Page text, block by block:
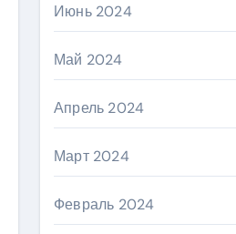
Июнь 2024
Май 2024
Апрель 2024
Март 2024
Февраль 2024